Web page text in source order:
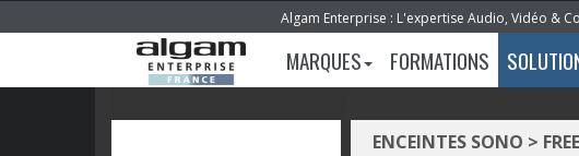
Algam Enterprise : L'expertise Audio, Vidéo &
MARQUES FORMATIONS
ENCEINTES SONO >